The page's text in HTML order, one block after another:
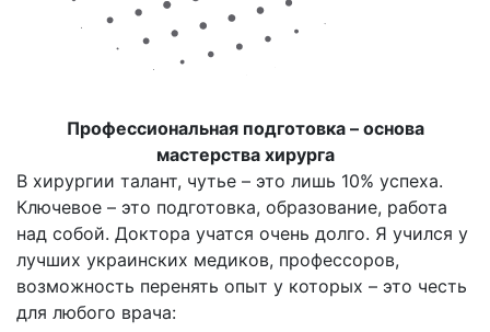
Профессиональная подготовка – основа
мастерства хирурга
В хирургии талант, чутье – это лишь 10% успеха.
Ключевое – это подготовка, образование, работа
над собой. Доктора учатся очень долго. Я учился у
лучших украинских медиков, профессоров,
возможность перенять опыт у которых – это честь
для любого врача: